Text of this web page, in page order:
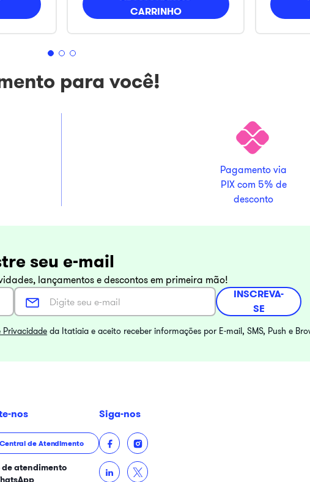
CARRINHO
para você!
Pagamento via
PIX com 5% de
desconto
seu e-mail
lançamentos e descontos em primeira mão!
INSCREVA-
SE
Privacidade da Itatiaia e aceito receber informações por E-mail, SMS, Push e
nos
Central de Atendimento
de atendimento
Siga-nos